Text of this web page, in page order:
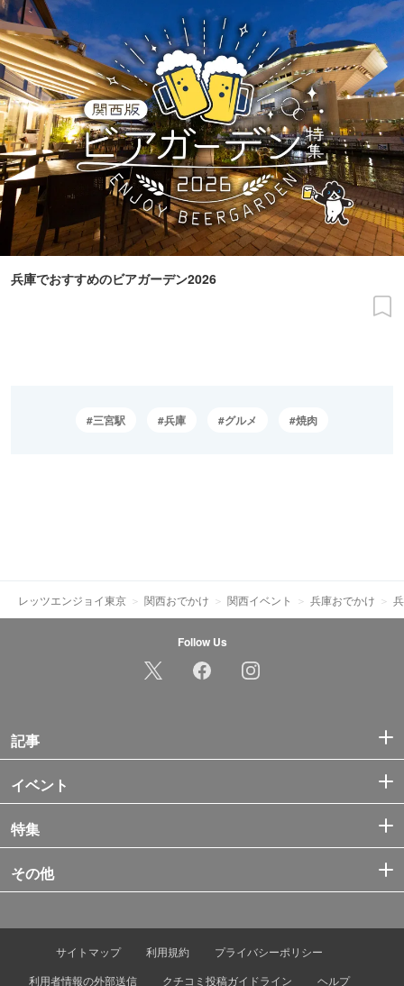
兵庫でおすすめのビアガーデン2026
三宮駅 兵庫 グルメ 焼肉
レッツエンジョイ東京 関西おでかけ 関西イベント 兵庫おでかけ
Follow Us
記事
イベント
特集
その他
サイトマップ 利用規約
プライバシーポリシー
利用者情報の外部送信
クチコミ投稿ガイドライン ヘルプ